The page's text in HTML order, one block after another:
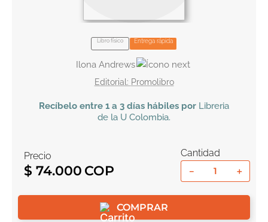
Libro físico Entrega rápida
Ilona Andrews
Promolibro
Recíbelo entre 1 a 3 días hábiles por Libreria
de la U Colombia.
Precio
$ 74.000
Cantidad
＋
－
COMPRAR
book haven